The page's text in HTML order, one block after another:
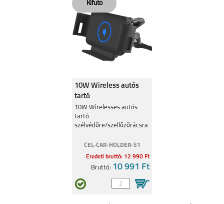
10W Wireless autós
tartó
szélvédőre/szellőzőrácsra
10W Wirelesses autós
tartó
szélvédőre/szellőzőrácsra
CEL-CAR-HOLDER-S1
Eredeti bruttó: 12 990 Ft
Bruttó: 10 991 Ft